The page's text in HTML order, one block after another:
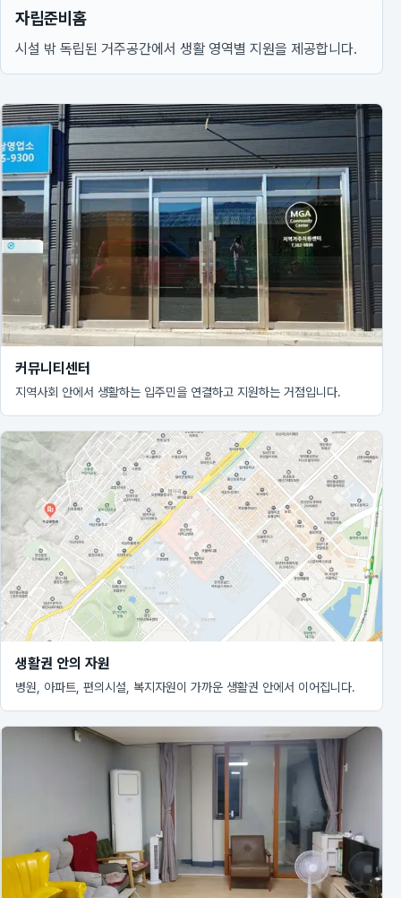
자립준비홈
시설 밖 독립된 거주공간에서 생활 영역별 지원을 제공합니다.
커뮤니티센터
지역사회 안에서 생활하는 입주민을 연결하고 지원하는 거점입니다.
생활권 안의 자원
병원, 아파트, 편의시설, 복지자원이 가까운 생활권 안에서 이어집니다.